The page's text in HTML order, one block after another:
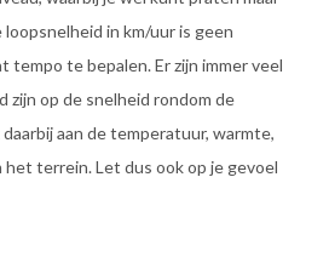
in km/uur is geen
te bepalen. Er zijn immer veel
zijn op de snelheid rondom de
aan de temperatuur, warmte,
het terrein. Let dus ook op je gevoel